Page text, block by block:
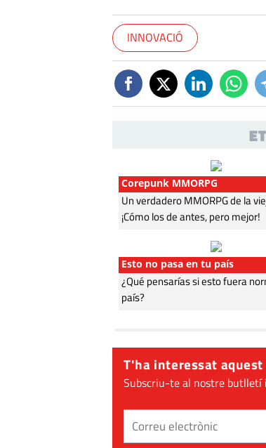
INNOVACIÓ
Corepunk MMORPG
Un verdadero MMORPG de la
¡Cómo los de antes, pero mejor!
Esto no pasa en tu país
¿Qué pensarías si esto fuera
país?
T'ha interessat
Subscriu-te al nostre butlletí